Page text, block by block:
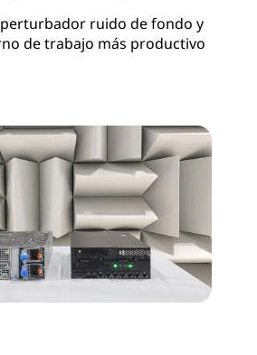
ruido de fondo y
de trabajo más productivo